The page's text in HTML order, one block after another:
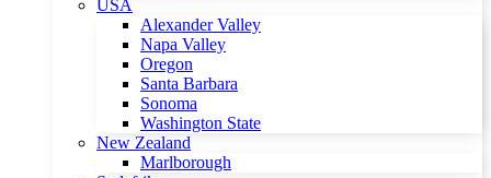
USA
Alexander Valley
Napa Valley
Oregon
Santa Barbara
Sonoma
Washington State
New Zealand
Marlborough